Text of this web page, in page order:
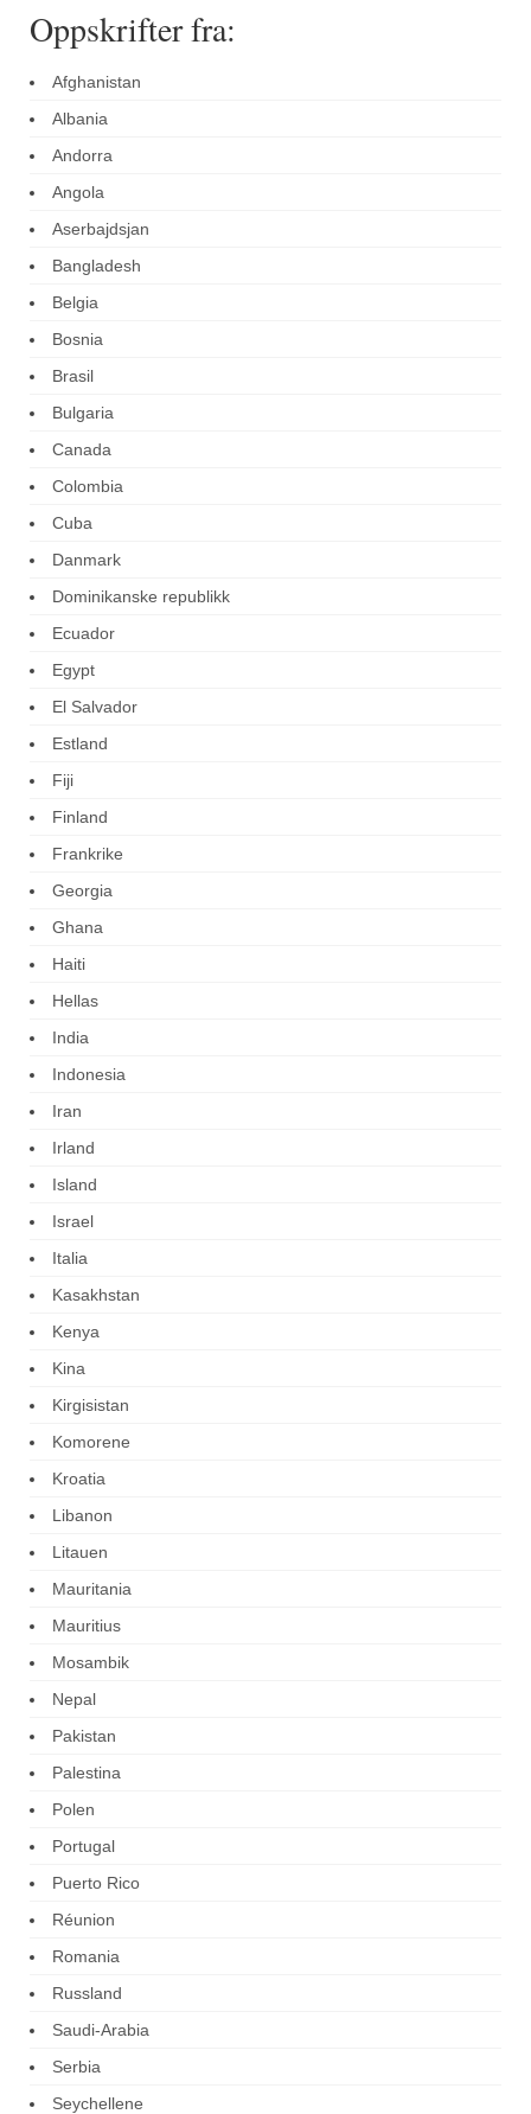
Oppskrifter fra:
Afghanistan
Albania
Andorra
Angola
Aserbajdsjan
Bangladesh
Belgia
Bosnia
Brasil
Bulgaria
Canada
Colombia
Cuba
Danmark
Dominikanske republikk
Ecuador
Egypt
El Salvador
Estland
Fiji
Finland
Frankrike
Georgia
Ghana
Haiti
Hellas
India
Indonesia
Iran
Irland
Island
Israel
Italia
Kasakhstan
Kenya
Kina
Kirgisistan
Komorene
Kroatia
Libanon
Litauen
Mauritania
Mauritius
Mosambik
Nepal
Pakistan
Palestina
Polen
Portugal
Puerto Rico
Réunion
Romania
Russland
Saudi-Arabia
Serbia
Seychellene